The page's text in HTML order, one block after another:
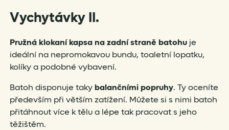
Vychytávky II.
Pružná klokaní kapsa na zadní straně batohuje
ideální na nepromokavou bundu, toaletní lopatku,
kolíky a podobné vybavení.
Batoh disponuje taky balančními popruhy. Ty oceníte
především při větším zatížení. Můžete si s nimi batoh
přitáhnout více k tělu a lépe tak pracovat s jeho
těžištěm.